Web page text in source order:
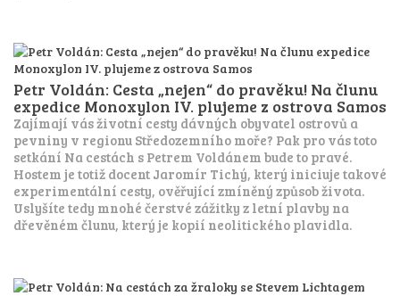
Petr Voldán: Cesta „nejen“ do pravěku! Na člunu
expedice Monoxylon IV. plujeme z ostrova Samos
Zajímají vás životní cesty dávných obyvatel ostrovů a
pevniny v regionu Středozemního moře? Pak pro vás toto
setkání Na cestách s Petrem Voldánem bude to pravé.
Hostem je totiž docent Jaromír Tichý, který iniciuje takové
experimentální cesty, ověřující zmíněný způsob života.
Uslyšíte tedy mnohé čerstvé zážitky z letní plavby na
dřevěném člunu, který je kopií neolitického plavidla.